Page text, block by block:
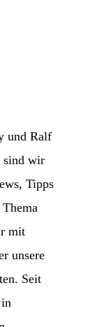
und Ralf
sind wir
Tipps
mit
unsere
Seit